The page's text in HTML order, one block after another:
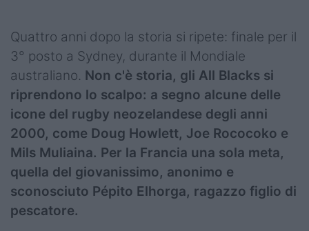
Quattro anni dopo la storia si ripete: finale per il
3° posto a Sydney, durante il Mondiale
australiano. Non c'è storia, gli All Blacks si
riprendono lo scalpo: a segno alcune delle
icone del rugby neozelandese degli anni
2000, come Doug Howlett, Joe Rococoko e
Mils Muliaina. Per la Francia una sola meta,
quella del giovanissimo, anonimo e
sconosciuto Pépito Elhorga, ragazzo figlio di
pescatore.